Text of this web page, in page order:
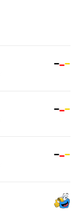
05:00-22:00
06:00-23:00